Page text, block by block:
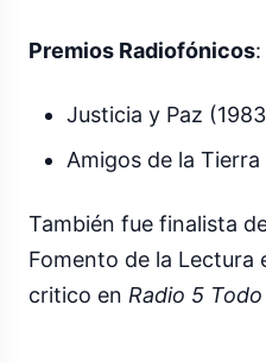
Premios Radiofónicos:
Justicia y Paz
Amigos de la Tierra
También fue finalista
Fomento de la Lectura
critico en Radio 5